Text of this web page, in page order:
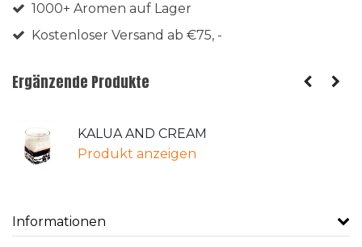
1000+ Aromen auf Lager
Kostenloser Versand ab €75, -
Ergänzende Produkte
KALUA AND CREAM
Produkt anzeigen
Informationen